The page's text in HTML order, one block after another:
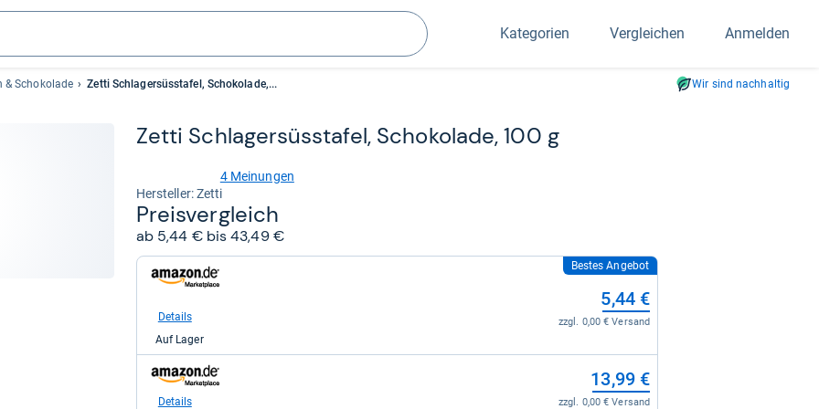
Suchen
Kategorien Vergleichen Anmelden
& Schokolade Zetti Schlagersüsstafel, Schokolade,... Wir sind nachhaltig
Zetti Schla­ger­süss­ta­fel, Scho­ko­lade, 100 g
von
5
Sternen
4 Meinungen
Her­stel­ler: Zetti
Preis­ver­gleich
ab 5,44 € bis 43,49 €
zum
Shop:
Amazon.de
5,44
kaufen.
Bestes Angebot
5,44 €
zzgl. 0,00 € Versand
Details
Auf Lager
zum
Shop:
13,99 €
zzgl. 0,00 € Versand
Details